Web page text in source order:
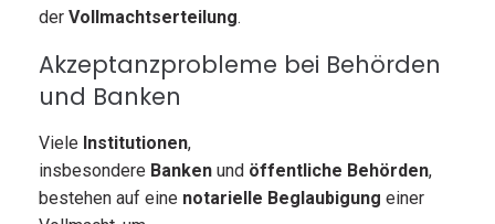
der Vollmachtserteilung.
Akzeptanzprobleme bei Behörden
und Banken
Viele Institutionen,
insbesondere Banken und öffentliche Behörden,
bestehen auf eine notarielle Beglaubigung einer